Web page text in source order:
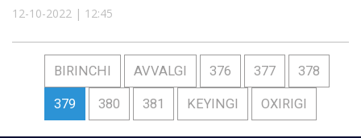
12-10-2022 | 12:45
BIRINCHI AVVALGI 376 377 378
379 380 381 KEYINGI OXIRIGI